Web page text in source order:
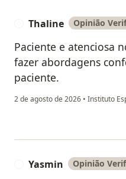
Thaline Opinião
Paciente e atenciosa
fazer abordagens
paciente.
2 de agosto de 2026 • Instituto
Yasmin Opinião